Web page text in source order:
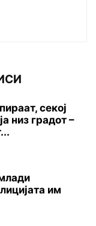
секој
низ градот –
им